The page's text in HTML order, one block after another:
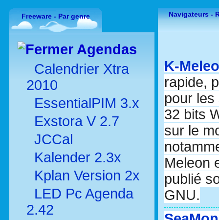
Freeware - Par genre
Agendas
Calendrier Xtra
2010
EssentialPIM 3.x
Exstora V 2.7
JCCal
Kalender 2.3x
Kplan Version 2x
LED Pc Agenda
2.42
Navigateurs -
K-
rapide,
pour
32 bits
sur le
Meleon
publié
GNU.